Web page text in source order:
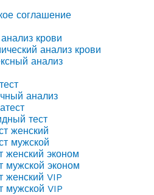
соглашение
крови
анализ крови
анализ
анализ
тест
женский
мужской
женский эконом
мужской эконом
женский VIP
мужской VIP